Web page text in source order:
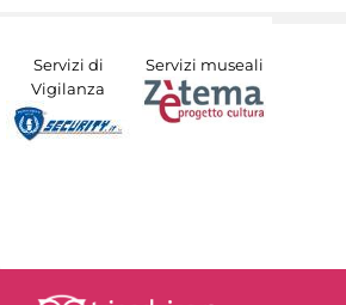
Servizi di
Vigilanza
Servizi museali